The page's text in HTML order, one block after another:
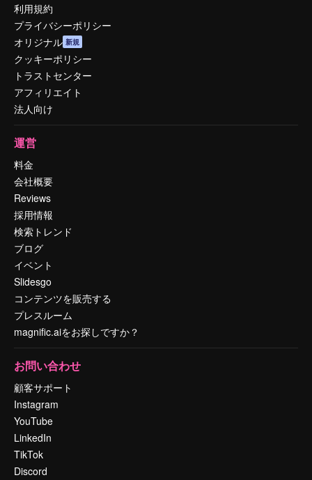
利用規約
プライバシーポリシー
オリジナル 新規
クッキーポリシー
トラストセンター
アフィリエイト
法人向け
運営
料金
会社概要
Reviews
採用情報
検索トレンド
ブログ
イベント
Slidesgo
コンテンツを販売する
プレスルーム
magnific.aiをお探しですか？
お問い合わせ
顧客サポート
Instagram
YouTube
LinkedIn
TikTok
Discord